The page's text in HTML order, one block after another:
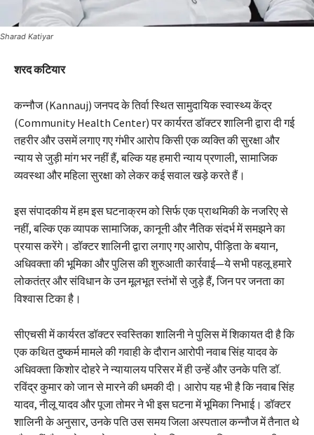
Sharad Katiyar
शरद कटियार
कन्नौज (Kannauj) जनपद के तिर्वा स्थित सामुदायिक स्वास्थ्य केंद्र
(Community Health Center) पर कार्यरत डॉक्टर शालिनी द्वारा दी गई
तहरीर और उसमें लगाए गए गंभीर आरोप किसी एक व्यक्ति की सुरक्षा और
न्याय से जुड़ी मांग भर नहीं हैं, बल्कि यह हमारी न्याय प्रणाली, सामाजिक
व्यवस्था और महिला सुरक्षा को लेकर कई सवाल खड़े करते हैं।
इस संपादकीय में हम इस घटनाक्रम को सिर्फ एक प्राथमिकी के नजरिए से
नहीं, बल्कि एक व्यापक सामाजिक, कानूनी और नैतिक संदर्भ में समझने का
प्रयास करेंगे। डॉक्टर शालिनी द्वारा लगाए गए आरोप, पीड़िता के बयान,
अधिवक्ता की भूमिका और पुलिस की शुरुआती कार्रवाई—ये सभी पहलू हमारे
लोकतंत्र और संविधान के उन मूलभूत स्तंभों से जुड़े हैं, जिन पर जनता का
विश्वास टिका है।
सीएचसी में कार्यरत डॉक्टर स्वस्तिका शालिनी ने पुलिस में शिकायत दी है कि
एक कथित दुष्कर्म मामले की गवाही के दौरान आरोपी नवाब सिंह यादव के
अधिवक्ता किशोर दोहरे ने न्यायालय परिसर में ही उन्हें और उनके पति डॉ.
रविंद्र कुमार को जान से मारने की धमकी दी। आरोप यह भी है कि नवाब सिंह
यादव, नीलू यादव और पूजा तोमर ने भी इस घटना में भूमिका निभाई। डॉक्टर
शालिनी के अनुसार, उनके पति उस समय जिला अस्पताल कन्नौज में तैनात थे